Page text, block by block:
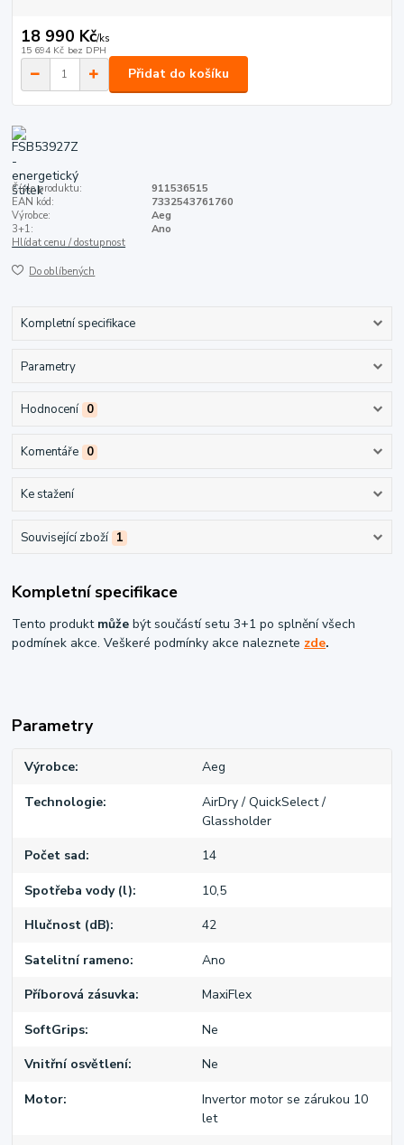
18 990 Kč/ks
15 694 Kč bez DPH
Přidat do košíku
Číslo produktu:
911536515
EAN kód:
7332543761760
Výrobce:
Aeg
3+1:
Ano
Hlídat cenu / dostupnost
Do oblíbených
Kompletní specifikace
Parametry
Hodnocení 0
Komentáře 0
Ke stažení
Související zboží 1
Kompletní specifikace
Tento produkt může být součástí setu 3+1 po splnění všech
podmínek akce. Veškeré podmínky akce naleznete zde.
Parametry
Výrobce Aeg
Technologie
AirDry / QuickSelect /
Glassholder
Počet sad 14
Spotřeba vody (l) 10,5
Hlučnost (dB) 42
Satelitní rameno Ano
Příborová zásuvka MaxiFlex
SoftGrips Ne
Vnitřní osvětlení Ne
Motor
Invertor motor se zárukou 10
let